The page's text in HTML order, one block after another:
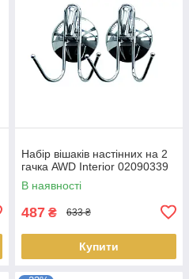
Набір вішаків настінних на 2
гачка AWD Interior 02090339
В наявності
487 ₴ 633 ₴
Купити